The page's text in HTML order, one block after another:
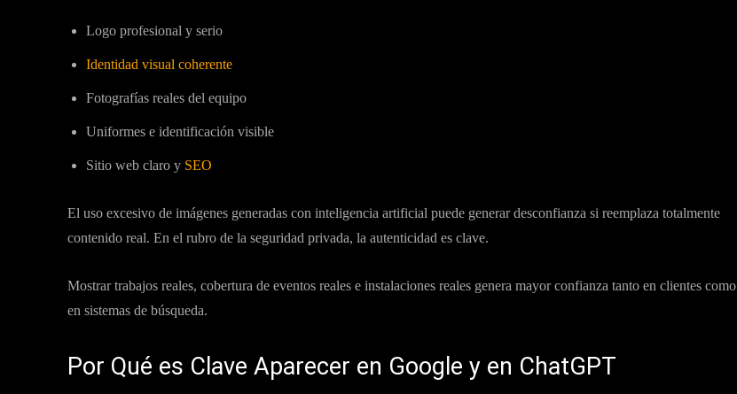
Logo profesional y serio
Identidad visual coherente
Fotografías reales del equipo
Uniformes e identificación visible
Sitio web claro y SEO
El uso excesivo de imágenes generadas con inteligencia artificial puede generar desconfianza si reemplaza totalmente
contenido real. En el rubro de la seguridad privada, la autenticidad es clave.
Mostrar trabajos reales, cobertura de eventos reales e instalaciones reales genera mayor confianza tanto en clientes como
en sistemas de búsqueda.
Por Qué es Clave Aparecer en Google y en ChatGPT